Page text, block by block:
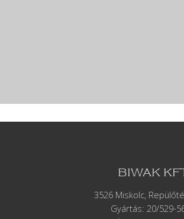
BIWAK
3526 Miskolc,
Gyártás: 20/529-